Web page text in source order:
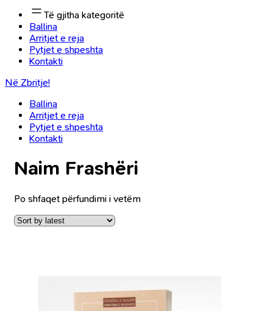
Të gjitha kategoritë
Ballina
Arritjet e reja
Pytjet e shpeshta
Kontakti
Në Zbritje!
Ballina
Arritjet e reja
Pytjet e shpeshta
Kontakti
Naim Frashëri
Po shfaqet përfundimi i vetëm